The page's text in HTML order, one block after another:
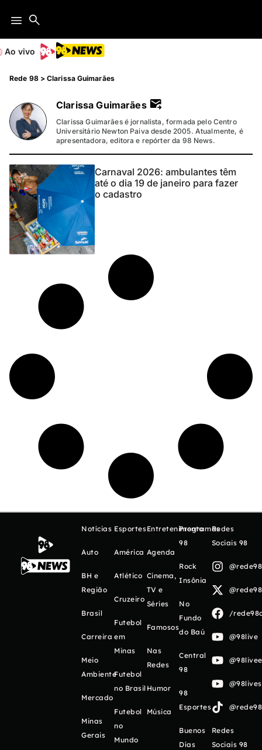
Ao vivo
Rede 98>Clarissa Guimarães
Clarissa Guimarães
Clarissa Guimarães é jornalista, formada pelo Centro
Universitário Newton Paiva desde 2005. Atualmente, é
apresentadora, editora e repórter da 98 News.
Carnaval 2026: ambulantes têm
até o dia 19 de janeiro para fazer
o cadastro
Notícias
Auto
BH e
Região
Brasil
Carreira
Meio
Ambiente
Mercado
Minas
Gerais
Esportes
América
Atlético
Cruzeiro
Futebol
em
Minas
Futebol
no Brasil
Futebol
no
Mundo
Entretenimento
Agenda
Cinema,
TV e
Séries
Famosos
Nas
Redes
Humor
Música
Programas
98
Rock
Insônia
No
Fundo
do Baú
Central
98
98
Esportes
Buenos
Días
Redes
Sociais 98
/
@98live
Redes
Sociais 98